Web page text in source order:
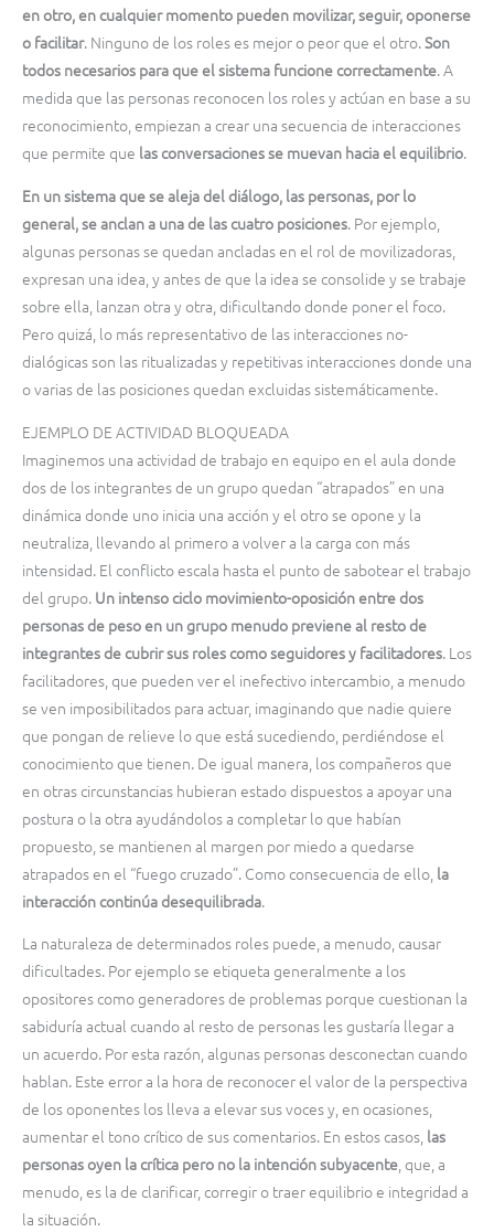
en otro, en cualquier momento pueden movilizar, seguir, oponerse
o facilitar. Ninguno de los roles es mejor o peor que el otro.Son
todos necesarios para que el sistema funcione correctamente. A
medida que las personas reconocen los roles y actúan en base a su
reconocimiento, empiezan a crear una secuencia de interacciones
que permite que las conversaciones se muevan hacia el equilibrio.
En un sistema que se aleja del diálogo, las personas, por lo
general, se anclan a una de las cuatro posiciones. Por ejemplo,
algunas personas se quedan ancladas en el rol de movilizadoras,
expresan una idea, y antes de que la idea se consolide y se trabaje
sobre ella, lanzan otra y otra, dificultando donde poner el foco.
Pero quizá, lo más representativo de las interacciones no-
dialógicas son las ritualizadas y repetitivas interacciones donde una
o varias de las posiciones quedan excluidas sistemáticamente.
EJEMPLO DE ACTIVIDAD BLOQUEADA
Imaginemos una actividad de trabajo en equipo en el aula donde
dos de los integrantes de un grupo quedan “atrapados” en una
dinámica donde uno inicia una acción y el otro se opone y la
neutraliza, llevando al primero a volver a la carga con más
intensidad. El conflicto escala hasta el punto de sabotear el trabajo
del grupo. Un intenso ciclo movimiento-oposición entre dos
personas de peso en un grupo menudo previene al resto de
integrantes de cubrir sus roles como seguidores y facilitadores. Los
facilitadores, que pueden ver el inefectivo intercambio, a menudo
se ven imposibilitados para actuar, imaginando que nadie quiere
que pongan de relieve lo que está sucediendo, perdiéndose el
conocimiento que tienen. De igual manera, los compañeros que
en otras circunstancias hubieran estado dispuestos a apoyar una
postura o la otra ayudándolos a completar lo que habían
propuesto, se mantienen al margen por miedo a quedarse
atrapados en el “fuego cruzado”. Como consecuencia de ello, la
interacción continúa desequilibrada.
La naturaleza de determinados roles puede, a menudo, causar
dificultades. Por ejemplo se etiqueta generalmente a los
opositores como generadores de problemas porque cuestionan la
sabiduría actual cuando al resto de personas les gustaría llegar a
un acuerdo. Por esta razón, algunas personas desconectan cuando
hablan. Este error a la hora de reconocer el valor de la perspectiva
de los oponentes los lleva a elevar sus voces y, en ocasiones,
aumentar el tono crítico de sus comentarios. En estos casos, las
personas oyen la crítica pero no la intención subyacente, que, a
menudo, es la de clarificar, corregir o traer equilibrio e integridad a
la situación.